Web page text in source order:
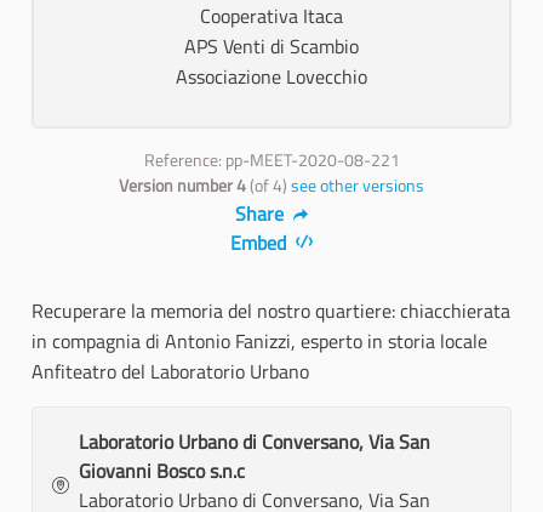
Cooperativa Itaca
APS Venti di Scambio
Associazione Lovecchio
Reference: pp-MEET-2020-08-221
Version number 4(of 4)see other versions
Share
Embed
Recuperare la memoria del nostro quartiere: chiacchierata
in compagnia di Antonio Fanizzi, esperto in storia locale
Anfiteatro del Laboratorio Urbano
Laboratorio Urbano di Conversano, Via San
Giovanni Bosco s.n.c
Laboratorio Urbano di Conversano, Via San